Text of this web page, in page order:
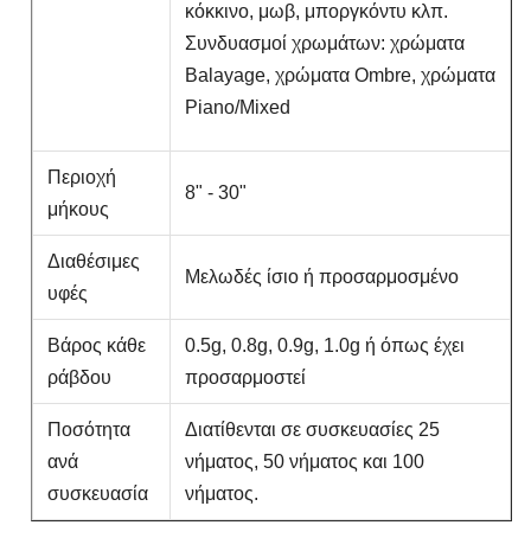
κόκκινο, μωβ, μποργκόντυ κλπ.
Συνδυασμοί χρωμάτων: χρώματα
Balayage, χρώματα Ombre, χρώματα
Piano/Mixed
Περιοχή
μήκους
8" - 30"
Διαθέσιμες
υφές
Μελωδές ίσιο ή προσαρμοσμένο
Βάρος κάθε
ράβδου
0.5g, 0.8g, 0.9g, 1.0g ή όπως έχει
προσαρμοστεί
Ποσότητα
ανά
συσκευασία
Διατίθενται σε συσκευασίες 25
νήματος, 50 νήματος και 100
νήματος.